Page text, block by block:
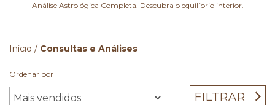
Análise Astrológica Completa. Descubra o equilíbrio interior.
Início / Consultas e Análises
Ordenar por
FILTRAR